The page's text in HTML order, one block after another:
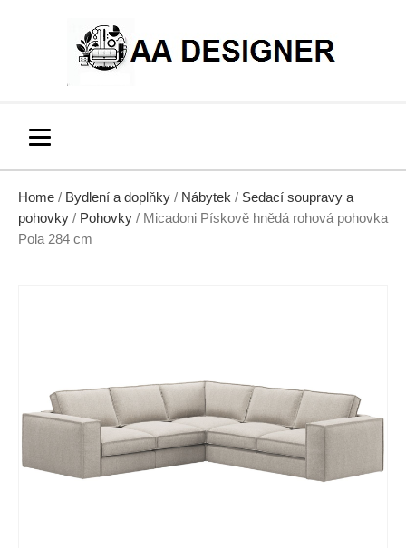
Home / Bydlení a doplňky / Nábytek / Sedací soupravy a
pohovky / Pohovky / Micadoni Pískově hnědá rohová pohovka
Pola 284 cm